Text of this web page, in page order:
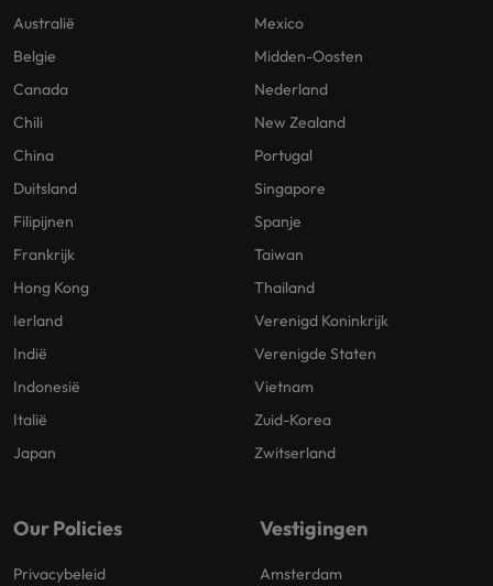
Australië
Belgie
Canada
Chili
China
Duitsland
Filipijnen
Frankrijk
Hong Kong
Ierland
Indië
Indonesië
Italië
Japan
Mexico
Midden-Oosten
Nederland
New Zealand
Portugal
Singapore
Spanje
Taiwan
Thailand
Verenigd Koninkrijk
Verenigde Staten
Vietnam
Zuid-Korea
Zwitserland
Our Policies
Privacybeleid
Vestigingen
Amsterdam